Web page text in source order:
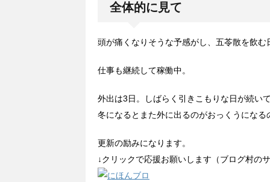
全体的に見て
頭が痛くなりそうな予感がし、五苓散を飲
仕事も継続して稼働中。
外出は3日。しばらく引きこもりな日が続い
冬になるとまた外に出るのがおっくうにな
更新の励みになります。
↓クリックで応援お願いします（ブログ村の